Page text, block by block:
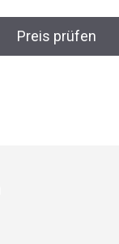
Preis prüfen